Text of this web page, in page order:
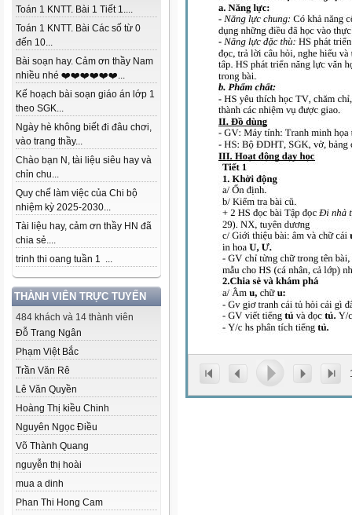
Toán 1 KNTT. Bài 1 Tiết 1....
Toán 1 KNTT. Bài Các số từ 0
đến 10...
Bài soạn hay. Cảm ơn thầy Nam
nhiều nhé ❤️❤️❤️❤️❤️❤️...
Kế hoạch bài soạn giáo án lớp 1
theo SGK...
Ngày hè không biết đi đâu chơi,
vào trang thầy...
Chào bạn N, tài liệu siêu hay và
chỉn chu...
Quy chế làm việc của Chi bộ
nhiệm kỳ 2025-2030...
Tài liệu hay, cảm ơn thầy HN đã
chia sẻ....
trinh thi oang tuần 1 ...
THÀNH VIÊN TRỰC TUYẾN
484 khách và 14 thành viên
Đỗ Trang Ngân
Phạm Việt Bắc
Trần Văn Rê
Lê Văn Quyền
Hoàng Thị kiều Chinh
Nguyên Ngọc Điều
Võ Thành Quang
nguyễn thị hoài
mua a dinh
Phan Thi Hong Cam